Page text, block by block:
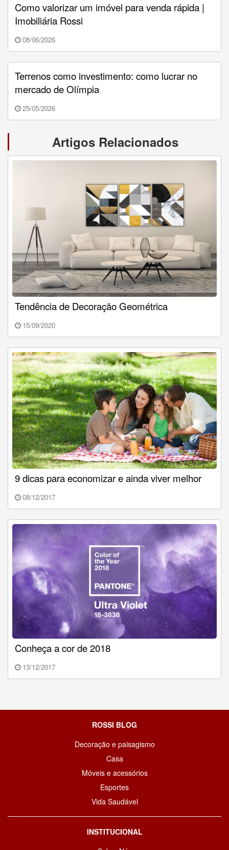
Como valorizar um imóvel para venda rápida |
Imobiliária Rossi
08/06/2026
Terrenos como investimento: como lucrar no
mercado de Olímpia
25/05/2026
Artigos Relacionados
Tendência de Decoração Geométrica
15/09/2020
9 dicas para economizar e ainda viver melhor
08/12/2017
Conheça a cor de 2018
13/12/2017
ROSSI BLOG
Decoração e paisagismo
Casa
Móveis e acessórios
Esportes
Vida Saudável
INSTITUCIONAL